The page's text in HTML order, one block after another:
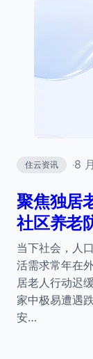
住云资讯 ·8
聚焦独居
社区养老
当下社会，人
活需求常年在
居老人行动迟
家中极易遭遇
安…